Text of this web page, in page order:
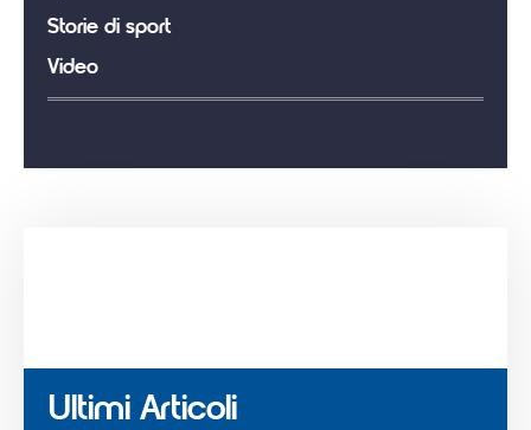
Storie di sport
Video
Ultimi Articoli